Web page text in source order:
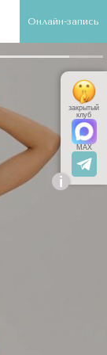
Онлайн-запись
i
закрытый
клуб
MAX